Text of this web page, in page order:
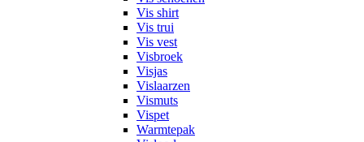
Vis shirt
Vis trui
Vis vest
Visbroek
Visjas
Vislaarzen
Vismuts
Vispet
Warmtepak